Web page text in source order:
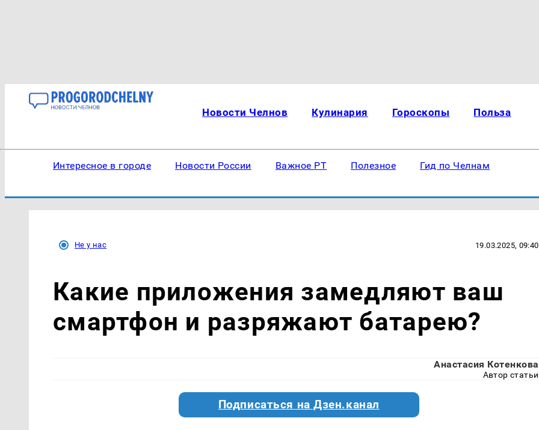
Новости Челнов Кулинария Гороскопы Польза
Интересное в городе Новости России Важное РТ Полезное Гид по Челнам
Не у нас 19.03.2025, 09:40
Какие приложения замедляют ваш
смартфон и разряжают батарею?
Анастасия Котенкова
Автор статьи
Подписаться на Дзен.канал